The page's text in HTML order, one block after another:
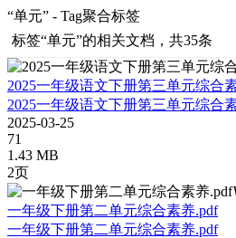
“单元” - Tag聚合标签
标签“单元”的相关文档，共35条
2025一年级语文下册第三单元综合
2025一年级语文下册第三单元综合
2025-03-25
71
1.43 MB
2页
一年级下册第二单元综合素养.pdf
一年级下册第二单元综合素养.pdf